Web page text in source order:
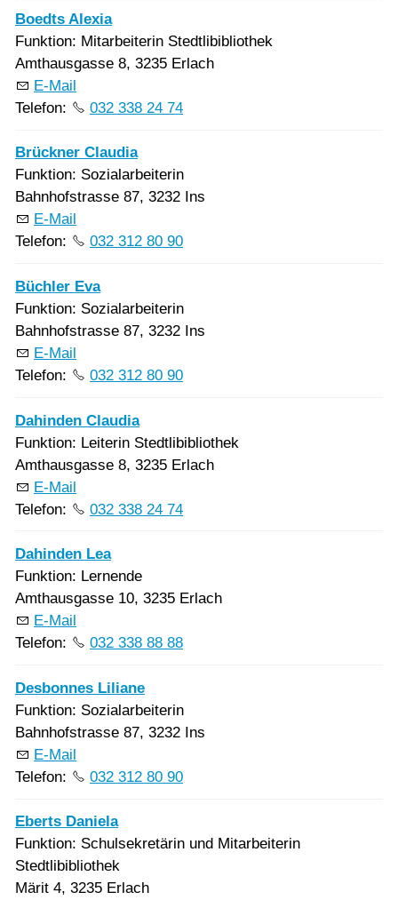
Boedts Alexia
Funktion: Mitarbeiterin Stedtlibibliothek
Amthausgasse 8, 3235 Erlach
E-Mail
Telefon:
032 338 24 74
Brückner Claudia
Funktion: Sozialarbeiterin
Bahnhofstrasse 87, 3232 Ins
E-Mail
Telefon:
032 312 80 90
Büchler Eva
Funktion: Sozialarbeiterin
Bahnhofstrasse 87, 3232 Ins
E-Mail
Telefon:
032 312 80 90
Dahinden Claudia
Funktion: Leiterin Stedtlibibliothek
Amthausgasse 8, 3235 Erlach
E-Mail
Telefon:
032 338 24 74
Dahinden Lea
Funktion: Lernende
Amthausgasse 10, 3235 Erlach
E-Mail
Telefon:
032 338 88 88
Desbonnes Liliane
Funktion: Sozialarbeiterin
Bahnhofstrasse 87, 3232 Ins
E-Mail
Telefon:
032 312 80 90
Eberts Daniela
Funktion: Schulsekretärin und Mitarbeiterin
Stedtlibibliothek
Märit 4, 3235 Erlach